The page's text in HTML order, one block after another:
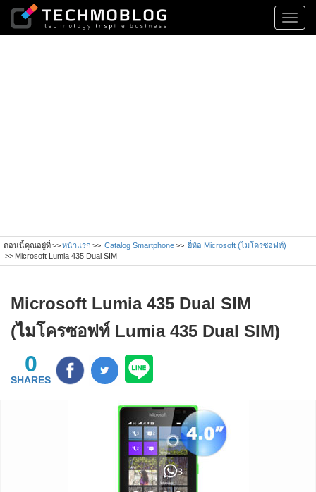
ตอนนี้คุณอยู่ที่ หน้าแรก Catalog Smartphone
ยี่ห้อ Microsoft (ไมโครซอฟท์)
Microsoft Lumia 435 Dual SIM
Microsoft Lumia 435 Dual SIM
(ไมโครซอฟท์ Lumia 435 Dual SIM)
0
SHARES